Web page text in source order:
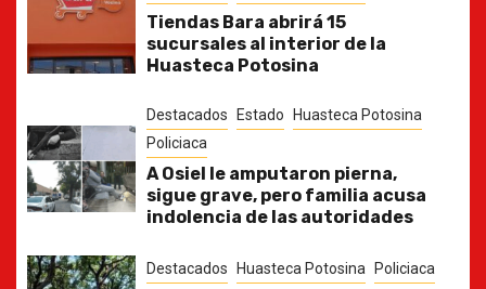
Tiendas Bara abrirá 15
sucursales al interior de la
Huasteca Potosina
Destacados Estado
Huasteca Potosina
Policiaca
A Osiel le amputaron pierna,
sigue grave, pero familia acusa
indolencia de las autoridades
Destacados Huasteca Potosina Policiaca